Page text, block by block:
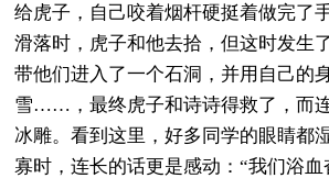
给虎子，自己咬着烟杆硬挺着做完了
滑落时，虎子和他去拾，但这时发生
带他们进入了一个石洞，并用自己的
雪……，最终虎子和诗诗得救了，而
冰雕。看到这里，好多同学的眼睛都
寡时，连长的话更是感动：“我们浴